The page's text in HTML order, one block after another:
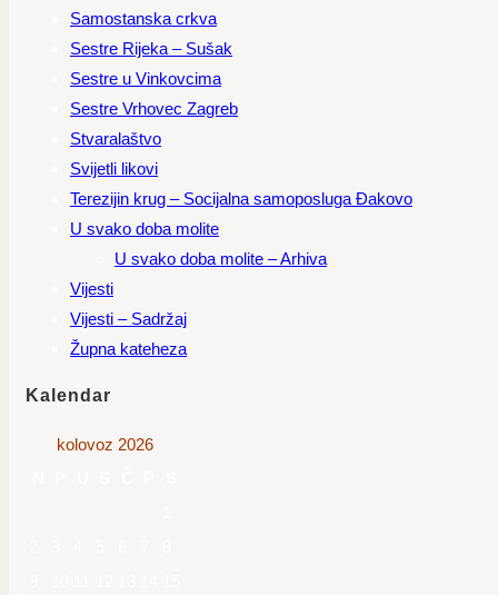
Samostanska crkva
Sestre Rijeka – Sušak
Sestre u Vinkovcima
Sestre Vrhovec Zagreb
Stvaralaštvo
Svijetli likovi
Terezijin krug – Socijalna samoposluga Đakovo
U svako doba molite
U svako doba molite – Arhiva
Vijesti
Vijesti – Sadržaj
Župna kateheza
Kalendar
kolovoz 2026